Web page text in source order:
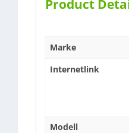
Product
Marke
Internetlink
Modell